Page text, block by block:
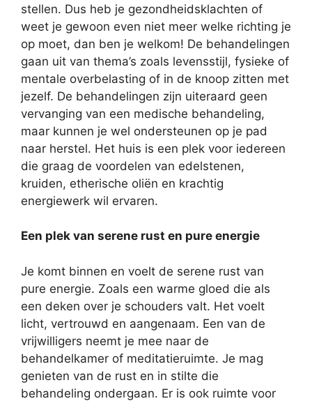
stellen. Dus heb je gezondheidsklachten of
weet je gewoon even niet meer welke richting je
op moet, dan ben je welkom! De behandelingen
gaan uit van thema’s zoals levensstijl, fysieke of
mentale overbelasting of in de knoop zitten met
jezelf. De behandelingen zijn uiteraard geen
vervanging van een medische behandeling,
maar kunnen je wel ondersteunen op je pad
naar herstel. Het huis is een plek voor iedereen
die graag de voordelen van edelstenen,
kruiden, etherische oliën en krachtig
energiewerk wil ervaren.
Een plek van serene rust en pure energie
Je komt binnen en voelt de serene rust van
pure energie. Zoals een warme gloed die als
een deken over je schouders valt. Het voelt
licht, vertrouwd en aangenaam. Een van de
vrijwilligers neemt je mee naar de
behandelkamer of meditatieruimte. Je mag
genieten van de rust en in stilte die
behandeling ondergaan. Er is ook ruimte voor